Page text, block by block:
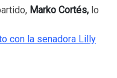
Marko Cortés, lo
con la senadora Lilly